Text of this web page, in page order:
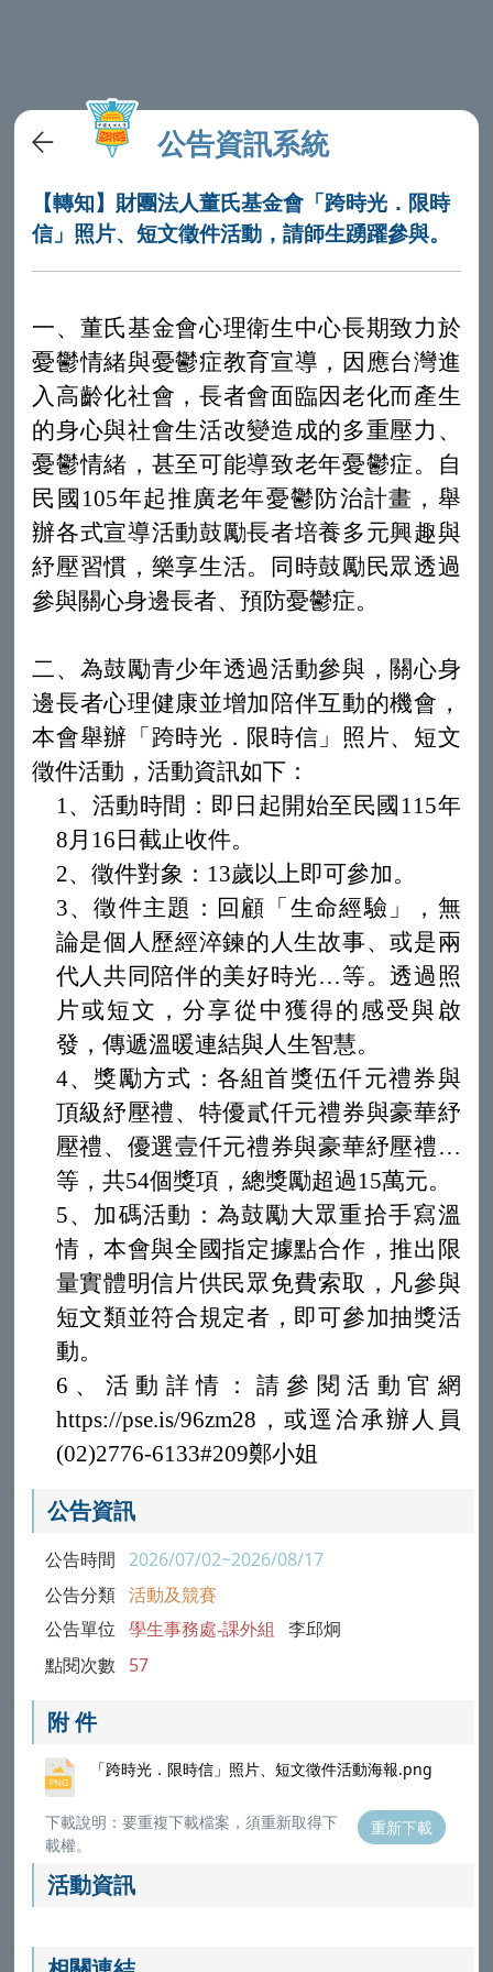
公告資訊系統
【轉知】財團法人董氏基金會「跨時光．限時
信」照片、短文徵件活動，請師生踴躍參與。
一、董氏基金會心理衛生中心長期致力於
憂鬱情緒與憂鬱症教育宣導，因應台灣進
入高齡化社會，長者會面臨因老化而產生
的身心與社會生活改變造成的多重壓力、
憂鬱情緒，甚至可能導致老年憂鬱症。自
民國105年起推廣老年憂鬱防治計畫，舉
辦各式宣導活動鼓勵長者培養多元興趣與
紓壓習慣，樂享生活。同時鼓勵民眾透過
參與關心身邊長者、預防憂鬱症。
二、為鼓勵青少年透過活動參與，關心身
邊長者心理健康並增加陪伴互動的機會，
本會舉辦「跨時光．限時信」照片、短文
徵件活動，活動資訊如下：
1、活動時間：即日起開始至民國115年
8月16日截止收件。
2、徵件對象：13歲以上即可參加。
3、徵件主題：回顧「生命經驗」，無
論是個人歷經淬鍊的人生故事、或是兩
代人共同陪伴的美好時光…等。透過照
片或短文，分享從中獲得的感受與啟
發，傳遞溫暖連結與人生智慧。
4、獎勵方式：各組首獎伍仟元禮券與
頂級紓壓禮、特優貳仟元禮券與豪華紓
壓禮、優選壹仟元禮券與豪華紓壓禮…
等，共54個獎項，總獎勵超過15萬元。
5、加碼活動：為鼓勵大眾重拾手寫溫
情，本會與全國指定據點合作，推出限
量實體明信片供民眾免費索取，凡參與
短文類並符合規定者，即可參加抽獎活
動。
6、活動詳情：請參閱活動官網
https://pse.is/96zm28，或逕洽承辦人員
(02)2776-6133#209鄭小姐
公告資訊
公告時間 2026/07/02~2026/08/17
公告分類 活動及競賽
公告單位 學生事務處-課外組 李邱炯
點閱次數 57
附 件
「跨時光．限時信」照片、短文徵件活動海報.png
下載說明：要重複下載檔案，須重新取得下
載權。
重新下載
活動資訊